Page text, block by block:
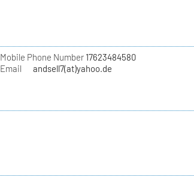
Mobile Phone Number17623484580
Email
andsell7(at)yahoo.de